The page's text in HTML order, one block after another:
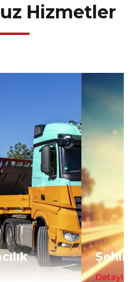
Hizmetler
Detaylar